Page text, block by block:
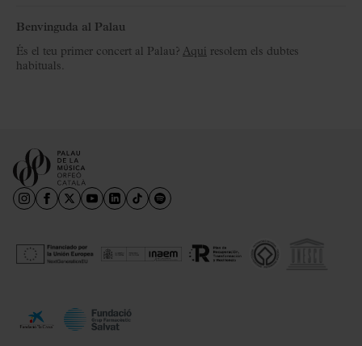
Benvinguda al Palau
És el teu primer concert al Palau? Aquí resolem els dubtes
habituals.